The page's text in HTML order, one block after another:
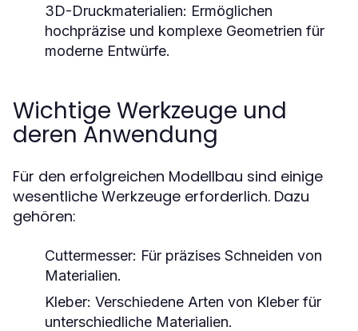
3D-Druckmaterialien: Ermöglichen
hochpräzise und komplexe Geometrien für
moderne Entwürfe.
Wichtige Werkzeuge und
deren Anwendung
Für den erfolgreichen Modellbau sind einige
wesentliche Werkzeuge erforderlich. Dazu
gehören:
Cuttermesser: Für präzises Schneiden von
Materialien.
Kleber: Verschiedene Arten von Kleber für
unterschiedliche Materialien.